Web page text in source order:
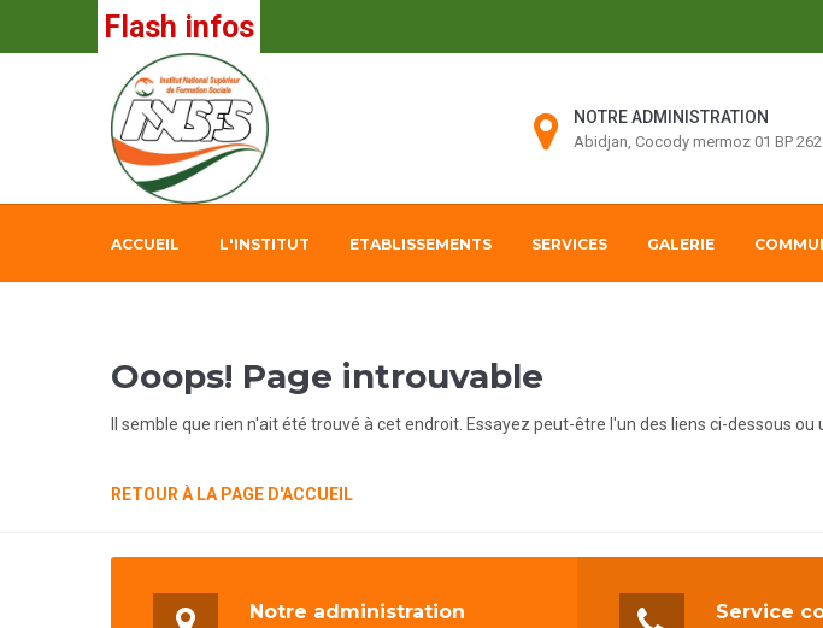
Flash infos
NOTRE ADMINISTRATION
Abidjan, Cocody mermoz 01 BP
ACCUEIL L'INSTITUT ETABLISSEMENTS SERVICES GALERIE
Ooops! Page introuvable
Il semble que rien n'ait été trouvé à cet endroit. Essayez peut-être l'un des liens ci-dessous ou
RETOUR À LA PAGE D'ACCUEIL
Notre administration Service